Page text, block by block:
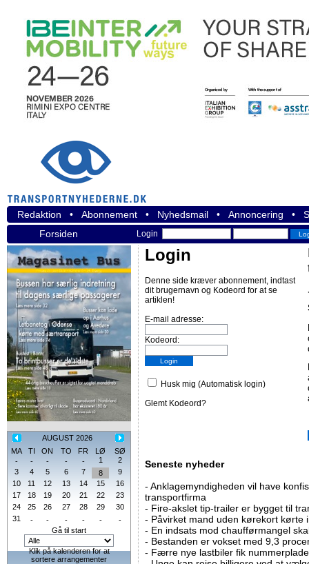
Redaktion • Abonnement • Nyhedsmail • Annoncering •
Forsiden
Login
AUGUST 2026
MA
TI ON TO FR LØ
SØ
-
- - - - 1
2
3
4 5 6 7 8
9
10
11 12 13 14 15
16
17
18 19 20 21 22
23
24
25 26 27 28 29
30
31
- - - - -
-
Gå til start
Klik på kalenderen for at
sortere arrangementer
Login
Denne side kræver abonnement, indtast
dit brugernavn og Kodeord for at se
artiklen!
E-mail adresse:
Kodeord:
Husk mig (Automatisk login)
Glemt Kodeord?
Seneste nyheder
- Anklagemyndigheden vil have
transportfirma
- Fire-akslet tip-trailer er bygget til
- Påvirket mand uden kørekort kørte
- En indsats mod chaufførmangel
- Bestanden er vokset med 9,3
- Færre nye lastbiler fik